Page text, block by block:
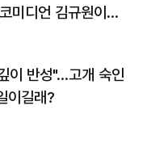
미디언 김규원이었
이 반성"…고개 숙인
이길래?